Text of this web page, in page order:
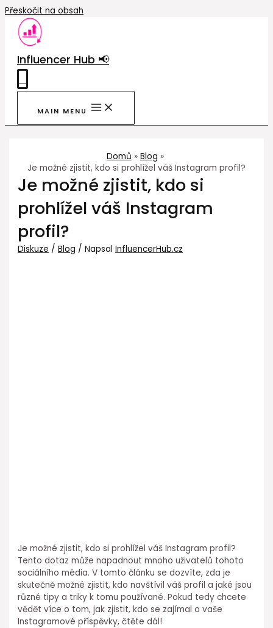
Přeskočit na obsah
Influencer Hub 📢
MAIN MENU
Domů
Blog
Je možné zjistit, kdo si prohlížel váš Instagram profil?
Je možné zjistit, kdo si
prohlížel váš Instagram
profil?
Diskuze /Blog / NapsalInfluencerHub.cz
Je možné zjistit, kdo si prohlížel váš Instagram profil?
Tento dotaz může napadnout mnoho uživatelů tohoto
sociálního média. V tomto článku se dozvíte, zda je
skutečně možné zjistit, kdo navštívil váš profil a jaké jsou
různé tipy a triky k tomu používané. Pokud tedy chcete
vědět více o tom, jak zjistit, kdo se zajímal o vaše
Instagramové příspěvky, čtěte dál!